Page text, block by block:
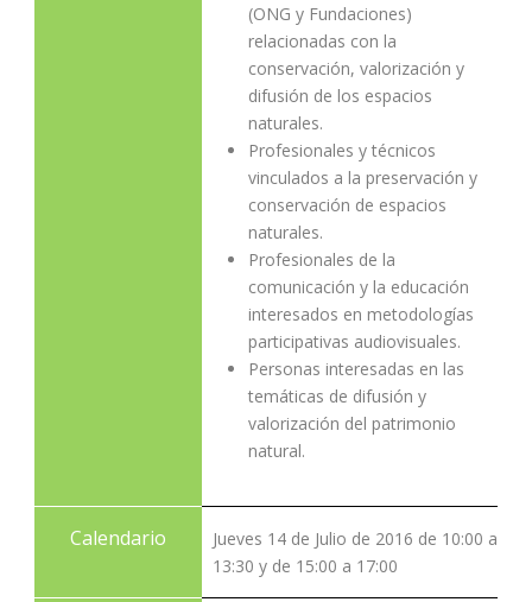
(ONG y Fundaciones)
relacionadas con la
conservación, valorización y
difusión de los espacios
naturales.
Profesionales y técnicos
vinculados a la preservación y
conservación de espacios
naturales.
Profesionales de la
comunicación y la educación
interesados en metodologías
participativas audiovisuales.
Personas interesadas en las
temáticas de difusión y
valorización del patrimonio
natural.
Calendario
Jueves 14 de Julio de 2016 de 10:00 a
13:30 y de 15:00 a 17:00